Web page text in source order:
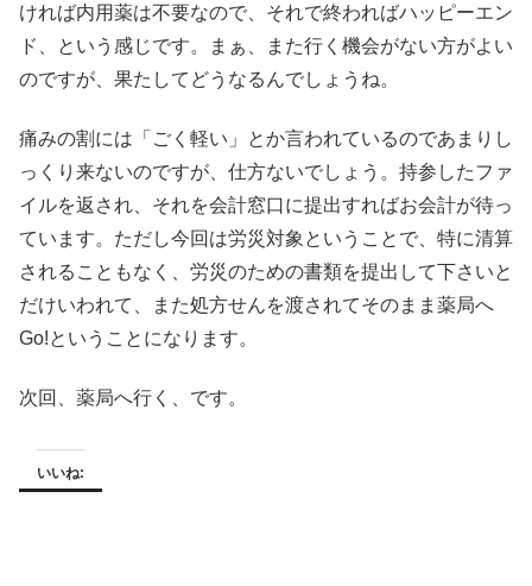
ければ内用薬は不要なので、それで終わればハッピーエン
ド、という感じです。まぁ、また行く機会がない方がよい
のですが、果たしてどうなるんでしょうね。
痛みの割には「ごく軽い」とか言われているのであまりし
っくり来ないのですが、仕方ないでしょう。持参したファ
イルを返され、それを会計窓口に提出すればお会計が待っ
ています。ただし今回は労災対象ということで、特に清算
されることもなく、労災のための書類を提出して下さいと
だけいわれて、また処方せんを渡されてそのまま薬局へ
Go!ということになります。
次回、薬局へ行く、です。
いいね: